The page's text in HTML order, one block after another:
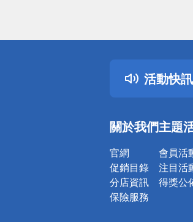
活動快訊
關於我們
官網
促銷目錄
分店資訊
保險服務
主題
會員活
注目活
得獎公